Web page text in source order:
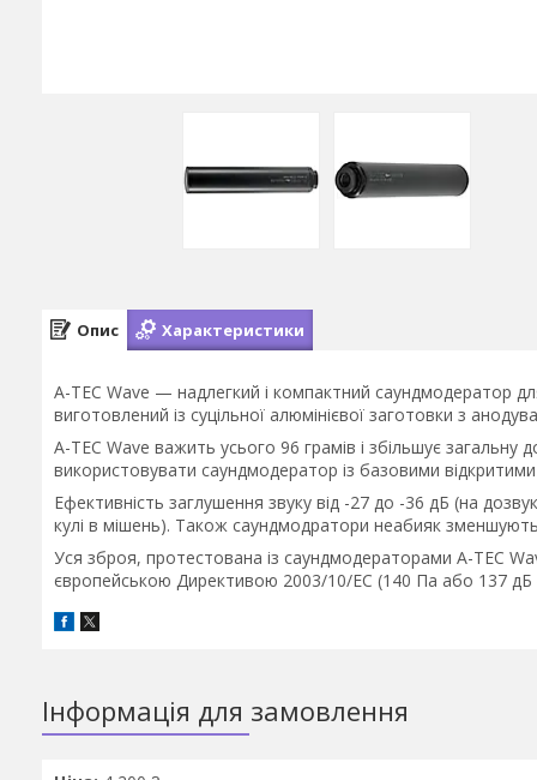
Опис Характеристики
A-TEC Wave — надлегкий і компактний саундмодератор
виготовлений із суцільної алюмінієвої заготовки з
A-TEC Wave важить усього 96 грамів і збільшує
використовувати саундмодератор із базовими
Ефективність заглушення звуку від -27 до -36 дБ (на
кулі в мішень). Також саундмодратори неабияк зменшують
Уся зброя, протестована із саундмодераторами A-TEC
європейською Директивою 2003/10/EC (140 Пa або 137 дБ
Інформація для замовлення